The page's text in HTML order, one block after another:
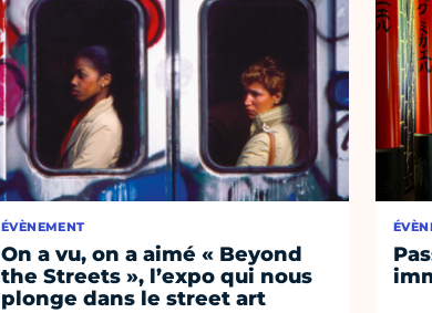
ÉVÈNEMENT
On a vu, on a aimé « Beyond
the Streets », l’expo qui nous
plonge dans le street art